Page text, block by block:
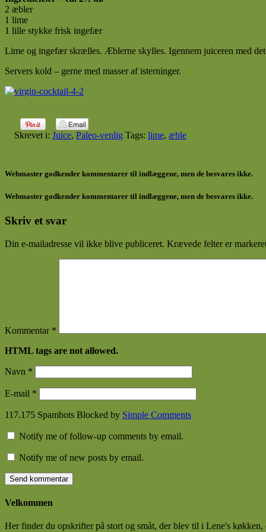
2 æbler
1 lime
1 lille stykke frisk ingefær
Lime og ingefær skrælles. Æblerne skylles. Igennem juiceren med det
Servers kold – gerne med masser af isterninger.
Skrevet i: Juice, Paleo-venlig Tags: lime, æble
Webmaster godkender kommentarer til indlæggene, men de besvares ikke.
Webmaster godkender kommentarer til indlæggene, men de besvares ikke.
Skriv et svar
Din e-mailadresse vil ikke blive publiceret. Krævede felter er
Kommentar *
HTML tags are not allowed.
Navn *
E-mail *
117.175 Spambots Blocked by Simple Comments
Notify me of follow-up comments by email.
Notify me of new posts by email.
Velkommen
Her finder du opskrifter på stort og småt, der blev til i Lene's